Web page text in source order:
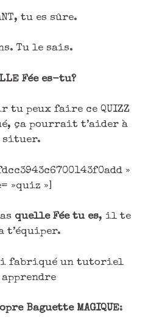
tu es sûre.
Tu le sais.
Fée es-tu?
tu peux faire ce QUIZZ
ça pourrait t’aider à
situer.
»
»quiz »]
quelle Fée tu es, il te
t’équiper.
fabriqué un tutoriel
Baguette MAGIQUE: